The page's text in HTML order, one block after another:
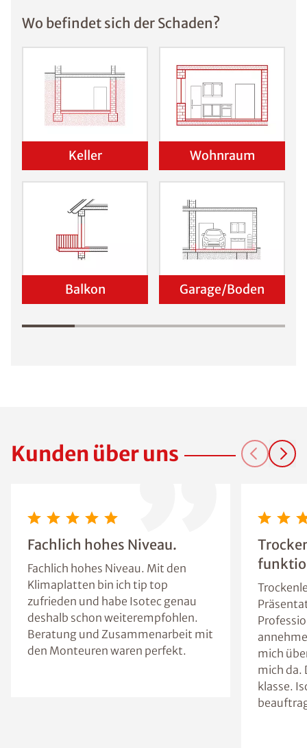
Wo befindet sich der Schaden?
Keller Wohnraum
Balkon Garage/Boden
Kunden über uns
Fachlich hohes Niveau.
Fachlich hohes Niveau. Mit den
Klimaplatten bin ich tip top
zufrieden und habe Isotec genau
deshalb schon weiterempfohlen.
Beratung und Zusammenarbeit mit
den Monteuren waren perfekt.
mich
mich da.
klasse.